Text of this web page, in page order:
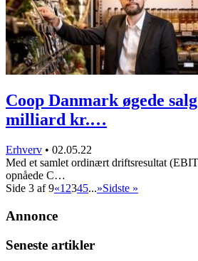
Coop Danmark øgede
milliard kr.…
Erhverv • 02.05.22
Med et samlet ordinært driftsresultat
opnåede C…
Side 3 af 9«1 2345...»Sidste »
Annonce
Seneste artikler